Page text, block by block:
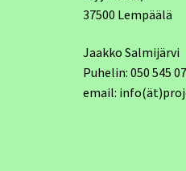
37500 Lempäälä
Jaakko Salmijärvi
Puhelin: 050 545
email: